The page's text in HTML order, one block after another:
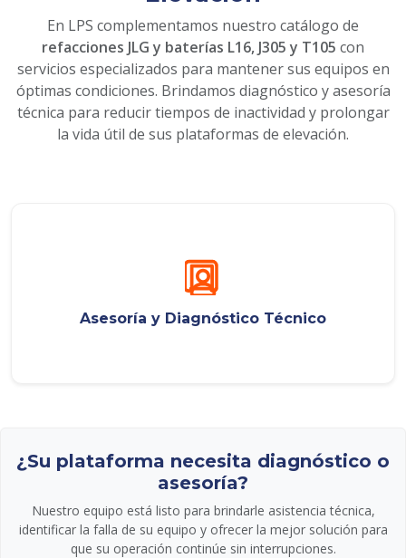
En LPS complementamos nuestro catálogo de
refacciones JLG y baterías L16, J305 y T105 con
servicios especializados para mantener sus equipos en
óptimas condiciones. Brindamos diagnóstico y asesoría
técnica para reducir tiempos de inactividad y prolongar
la vida útil de sus plataformas de elevación.
Asesoría y Diagnóstico Técnico
¿Su plataforma necesita diagnóstico o
asesoría?
Nuestro equipo está listo para brindarle asistencia técnica,
identificar la falla de su equipo y ofrecer la mejor solución para
que su operación continúe sin interrupciones.